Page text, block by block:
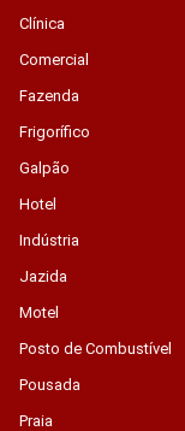
Clínica
Comercial
Fazenda
Frigorífico
Galpão
Hotel
Indústria
Jazida
Motel
Posto de Combustível
Pousada
Praia